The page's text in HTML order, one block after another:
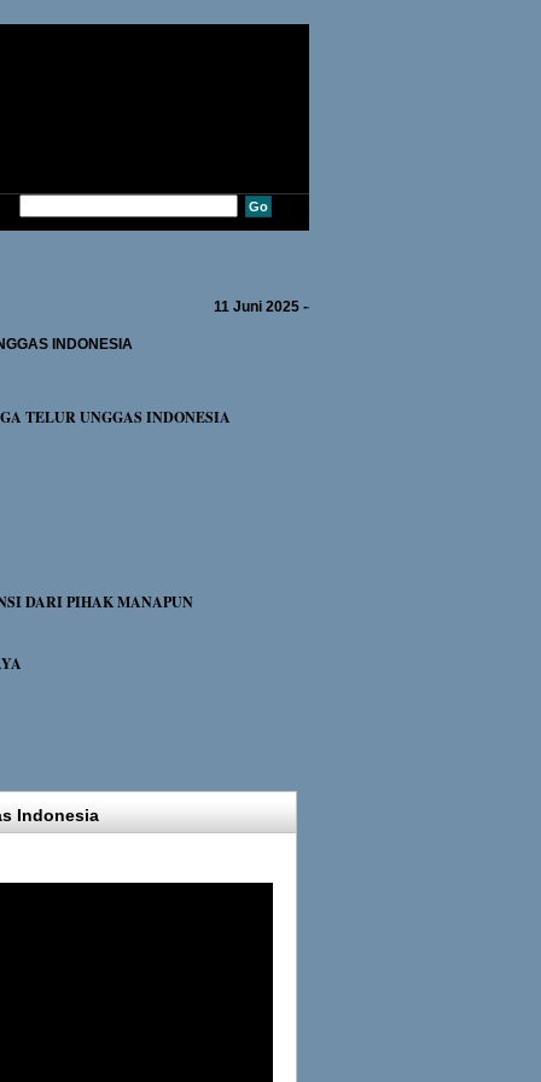
11 Juni 2025 ---Sdr. MULYADI dari DEPOK---
INDONESIA
TELUR UNGGAS INDONESIA
DARI PIHAK MANAPUN
Indonesia